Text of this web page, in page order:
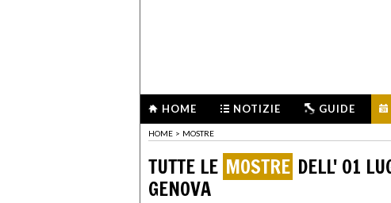
HOME NOTIZIE GUIDE
HOME > MOSTRE
TUTTE LE MOSTRE DELL' 01
GENOVA